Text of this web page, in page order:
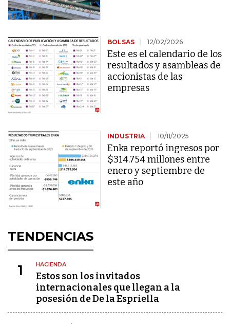
BOLSAS 12/02/2026
Este es el calendario de los
resultados y asambleas de
accionistas de las
empresas
INDUSTRIA 10/11/2025
Enka reportó ingresos por
$314.754 millones entre
enero y septiembre de
este año
TENDENCIAS
1 HACIENDA
Estos son los invitados
internacionales que llegan a la
posesión de De la Espriella